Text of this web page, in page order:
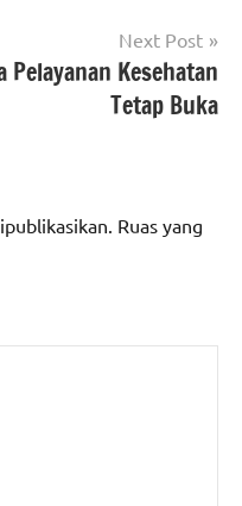
Next Post
Kesehatan
Tetap Buka
Ruas yang